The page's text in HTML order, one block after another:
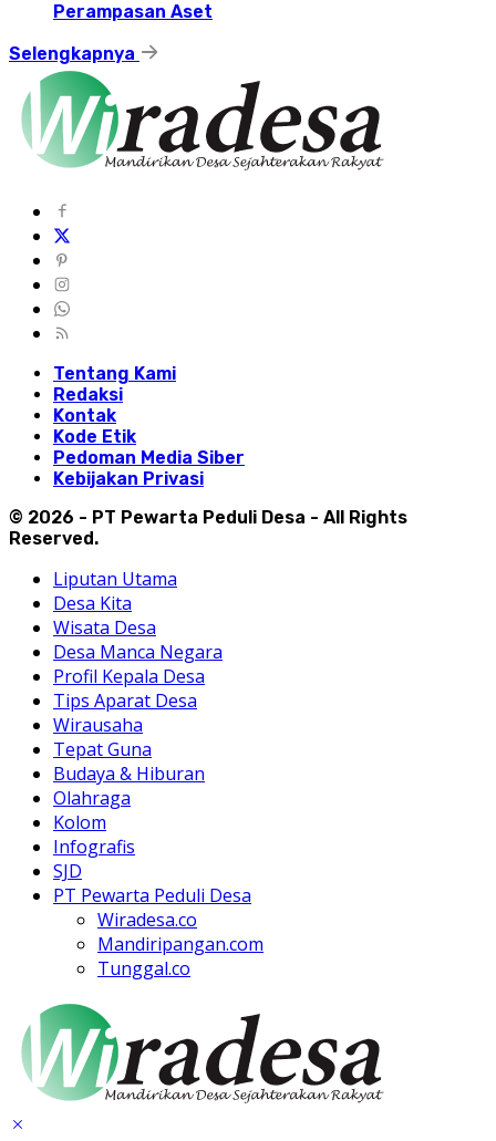
Perampasan Aset
Selengkapnya
Tentang Kami
Redaksi
Kontak
Kode Etik
Pedoman Media Siber
Kebijakan Privasi
© 2026 - PT Pewarta Peduli Desa - All Rights
Reserved.
Liputan Utama
Desa Kita
Wisata Desa
Desa Manca Negara
Profil Kepala Desa
Tips Aparat Desa
Wirausaha
Tepat Guna
Budaya & Hiburan
Olahraga
Kolom
Infografis
SJD
PT Pewarta Peduli Desa
Wiradesa.co
Mandiripangan.com
Tunggal.co